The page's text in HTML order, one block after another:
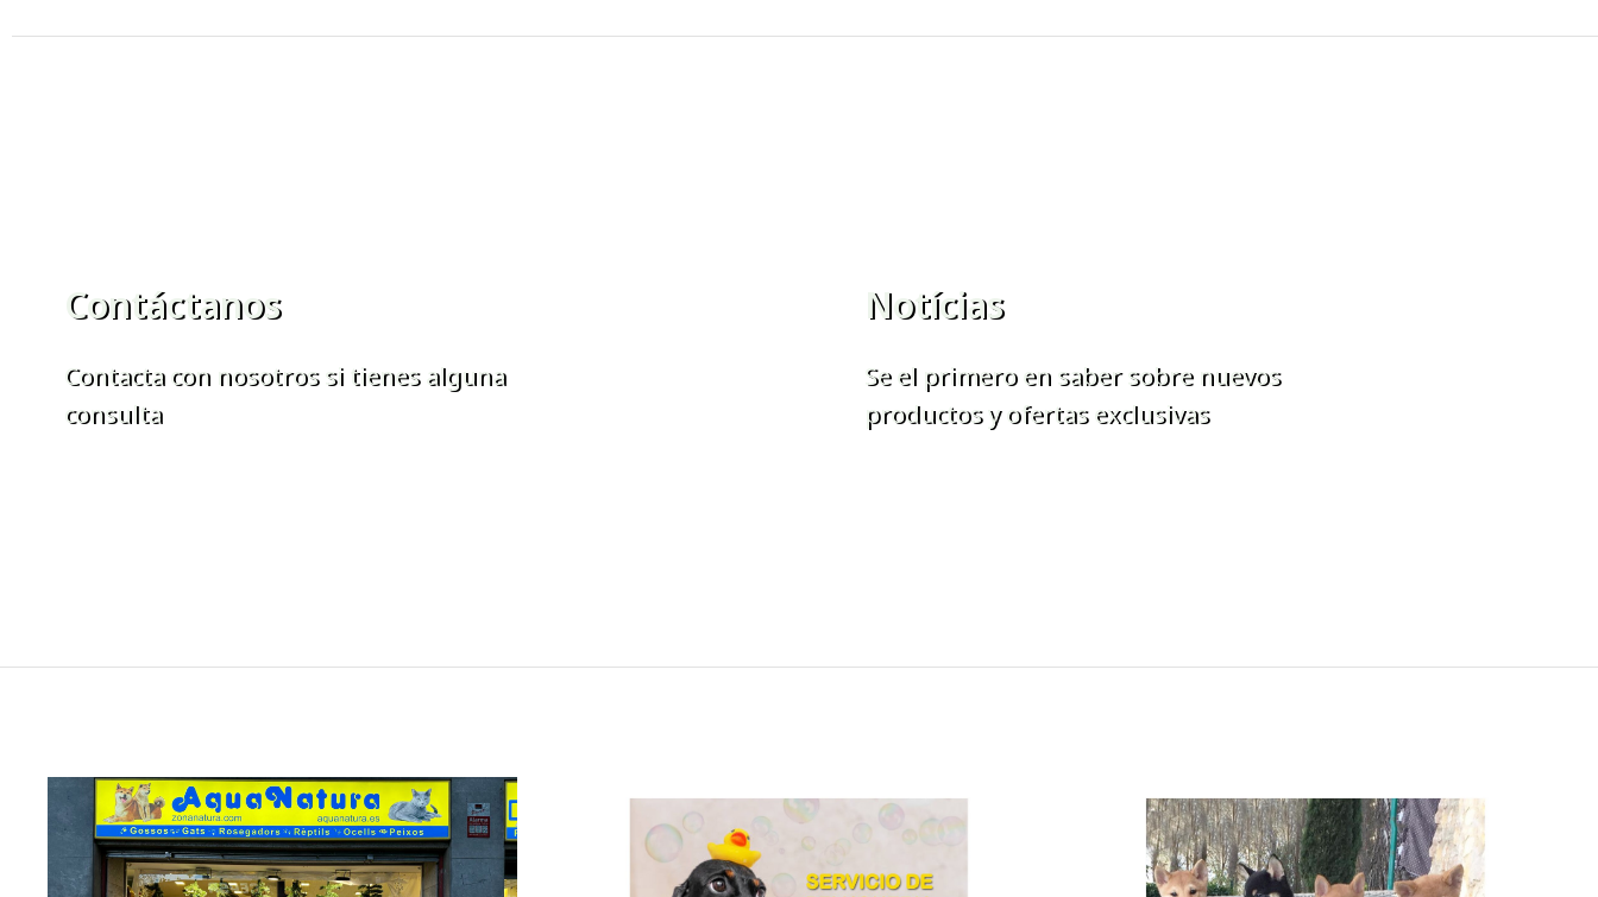
Contáctanos
Contacta con nosotros si tienes alguna
consulta
Notícias
Se el primero en saber sobre nuevos
productos y ofertas exclusivas